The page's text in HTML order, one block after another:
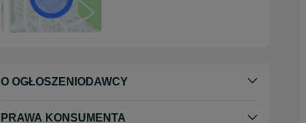
O OGŁOSZENIODAWCY
PRAWA KONSUMENTA